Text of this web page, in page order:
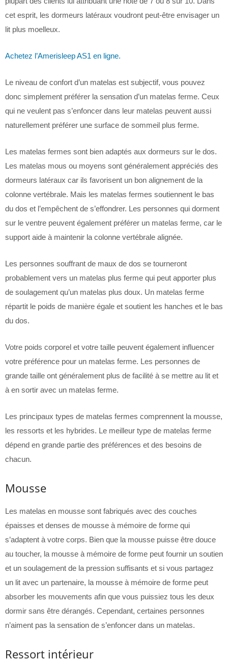
cet esprit, les dormeurs latéraux voudront peut-être envisager un
lit plus moelleux.
Achetez l’Amerisleep AS1 en ligne.
Le niveau de confort d’un matelas est subjectif, vous pouvez
donc simplement préférer la sensation d’un matelas ferme. Ceux
qui ne veulent pas s’enfoncer dans leur matelas peuvent aussi
naturellement préférer une surface de sommeil plus ferme.
Les matelas fermes sont bien adaptés aux dormeurs sur le dos.
Les matelas mous ou moyens sont généralement appréciés des
dormeurs latéraux car ils favorisent un bon alignement de la
colonne vertébrale. Mais les matelas fermes soutiennent le bas
du dos et l’empêchent de s’effondrer. Les personnes qui dorment
sur le ventre peuvent également préférer un matelas ferme, car le
support aide à maintenir la colonne vertébrale alignée.
Les personnes souffrant de maux de dos se tourneront
probablement vers un matelas plus ferme qui peut apporter plus
de soulagement qu’un matelas plus doux. Un matelas ferme
répartit le poids de manière égale et soutient les hanches et le bas
du dos.
Votre poids corporel et votre taille peuvent également influencer
votre préférence pour un matelas ferme. Les personnes de
grande taille ont généralement plus de facilité à se mettre au lit et
à en sortir avec un matelas ferme.
Les principaux types de matelas fermes comprennent la mousse,
les ressorts et les hybrides. Le meilleur type de matelas ferme
dépend en grande partie des préférences et des besoins de
chacun.
Mousse
Les matelas en mousse sont fabriqués avec des couches
épaisses et denses de mousse à mémoire de forme qui
s’adaptent à votre corps. Bien que la mousse puisse être douce
au toucher, la mousse à mémoire de forme peut fournir un soutien
et un soulagement de la pression suffisants et si vous partagez
un lit avec un partenaire, la mousse à mémoire de forme peut
absorber les mouvements afin que vous puissiez tous les deux
dormir sans être dérangés. Cependant, certaines personnes
n’aiment pas la sensation de s’enfoncer dans un matelas.
Ressort intérieur